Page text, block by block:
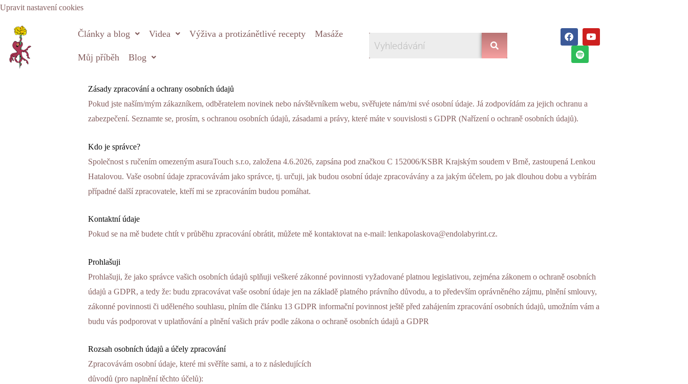
Upravit nastavení cookiesPřeskočit
obsah
Články a blog Videa Výživa a protizánětlivé recepty Masáže
Můj příběh Blog
F
a
c
Y
o
S
o
t
Zásady zpracování a ochrany osobních údajů
Pokud jste naším/mým zákazníkem, odběratelem novinek nebo návštěvníkem webu, svěřujete nám/mi své osobní údaje. Já zodpovídám za jejich ochranu a
zabezpečení. Seznamte se, prosím, s ochranou osobních údajů, zásadami a právy, které máte v souvislosti s GDPR (Nařízení o ochraně osobních údajů).
Kdo je správce?
Společnost s ručením omezeným asuraTouch s.r.o, založena 4.6.2026, zapsána pod značkou C 152006/KSBR Krajským soudem v Brně, zastoupená Lenkou
Hatalovou. Vaše osobní údaje zpracovávám jako správce, tj. určuji, jak budou osobní údaje zpracovávány a za jakým účelem, po jak dlouhou dobu a vybírám
případné další zpracovatele, kteří mi se zpracováním budou pomáhat.
Kontaktní údaje
Pokud se na mě budete chtít v průběhu zpracování obrátit, můžete mě kontaktovat na e-mail: lenkapolaskova@endolabyrint.cz.
Prohlašuji
Prohlašuji, že jako správce vašich osobních údajů splňuji veškeré zákonné povinnosti vyžadované platnou legislativou, zejména zákonem o ochraně osobních
údajů a GDPR, a tedy že: budu zpracovávat vaše osobní údaje jen na základě platného právního důvodu, a to především oprávněného zájmu, plnění smlouvy,
zákonné povinnosti či uděleného souhlasu, plním dle článku 13 GDPR informační povinnost ještě před zahájením zpracování osobních údajů, umožním vám a
budu vás podporovat v uplatňování a plnění vašich práv podle zákona o ochraně osobních údajů a GDPR
Rozsah osobních údajů a účely zpracování
Zpracovávám osobní údaje, které mi svěříte sami, a to z následujících
důvodů (pro naplnění těchto účelů):